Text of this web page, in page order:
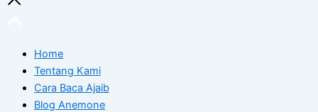
Home
Tentang Kami
Cara Baca Ajaib
Blog Anemone